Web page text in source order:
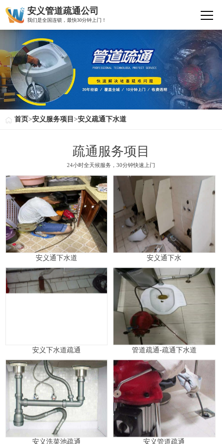
安义管道疏通公司
我们是全国连锁，最快30分钟上门！
首页>安义服务项目 >安义疏通下水道
疏通服务项目
24小时全天候服务，30分钟快速上门
安义通下水道 安义通下水
安义下水道疏通 管道疏通-疏通下水道
安义洗菜池疏通 安义管道疏通